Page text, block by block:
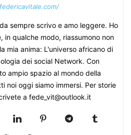
sempre scrivo e amo leggere. Ho
in qualche modo, riassumono non
mia anima: L'universo africano di
dei social Network. Con
ampio spazio al mondo della
noi oggi siamo immersi. Per storie
a fede_vit@outlook.it